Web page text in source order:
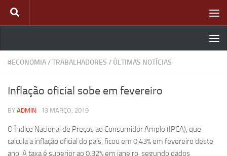
Skip to content
#ECONOMIA/TRABALHADORES / ÚLTIMAS NOTÍCIAS
Inflação oficial sobe em fevereiro
BY ADMIN · 13 MARÇO, 2019
O Índice Nacional de Preços ao Consumidor Amplo (IPCA), que
calcula a inflação oficial do país, ficou em 0,43% em fevereiro deste
ano. A taxa é superior ao 0,32% em janeiro, segundo dados